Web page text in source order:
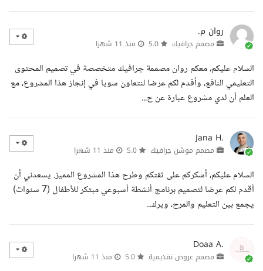
روان م.
مصمم جرافيك منذ 11 شهرا
السلام عليكم، معكم روان مصممة جرافيك متخصصة في تصميم المحتوى
التعليمي النافع، وأقدم لكم عرضا لنتعاون سويا في إنجاز هذا المشروع، مع
العلم أن لدي مشروع عبارة عن ح...
Jana H.
مصمم موشن جرافيك منذ 11 شهرا
السلام عليكم، أشكركم على ثقتكم وطرح هذا المشروع المميز. يسعدني أن
أقدم لكم عرضا لتصميم برنامج أنشطة أسبوعي مبتكر للأطفال (7 سنوات)
يجمع بين التعليم والمرح، ويرك...
Doaa A.
مصمم عروض تقديمية منذ 11 شهرا